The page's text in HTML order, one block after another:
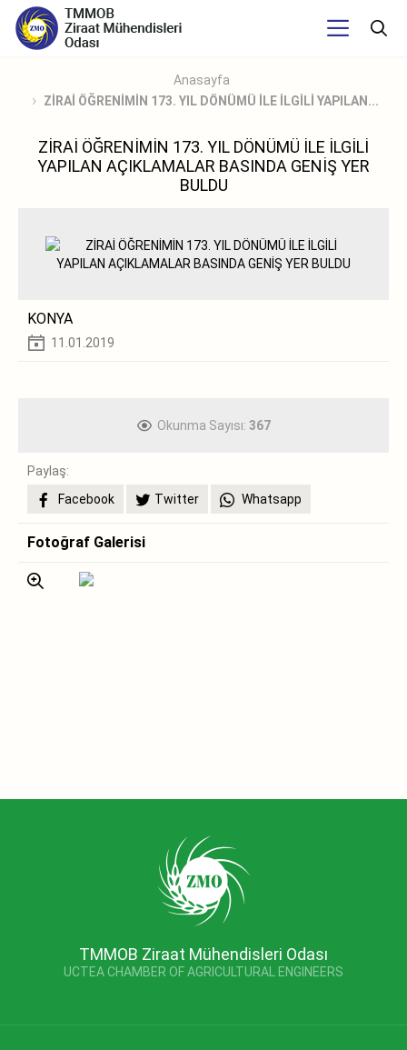
Anasayfa
ZİRAİ ÖĞRENİMİN 173. YIL DÖNÜMÜ İLE İLGİLİ YAPILAN...
ZİRAİ ÖĞRENİMİN 173. YIL DÖNÜMÜ İLE İLGİLİ
YAPILAN AÇIKLAMALAR BASINDA GENİŞ YER
BULDU
KONYA
11.01.2019
Okunma Sayısı: 367
Paylaş:
Facebook
Twitter Whatsapp
Fotoğraf Galerisi
TMMOB Ziraat Mühendisleri Odası
UCTEA CHAMBER OF AGRICULTURAL ENGINEERS